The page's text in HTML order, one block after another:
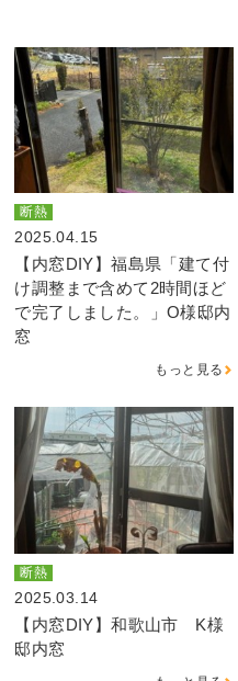
断熱
2025.04.15
【内窓DIY】福島県「建て付
け調整まで含めて2時間ほど
で完了しました。」O様邸内
窓
もっと見る
断熱
2025.03.14
【内窓DIY】和歌山市 K様
邸内窓